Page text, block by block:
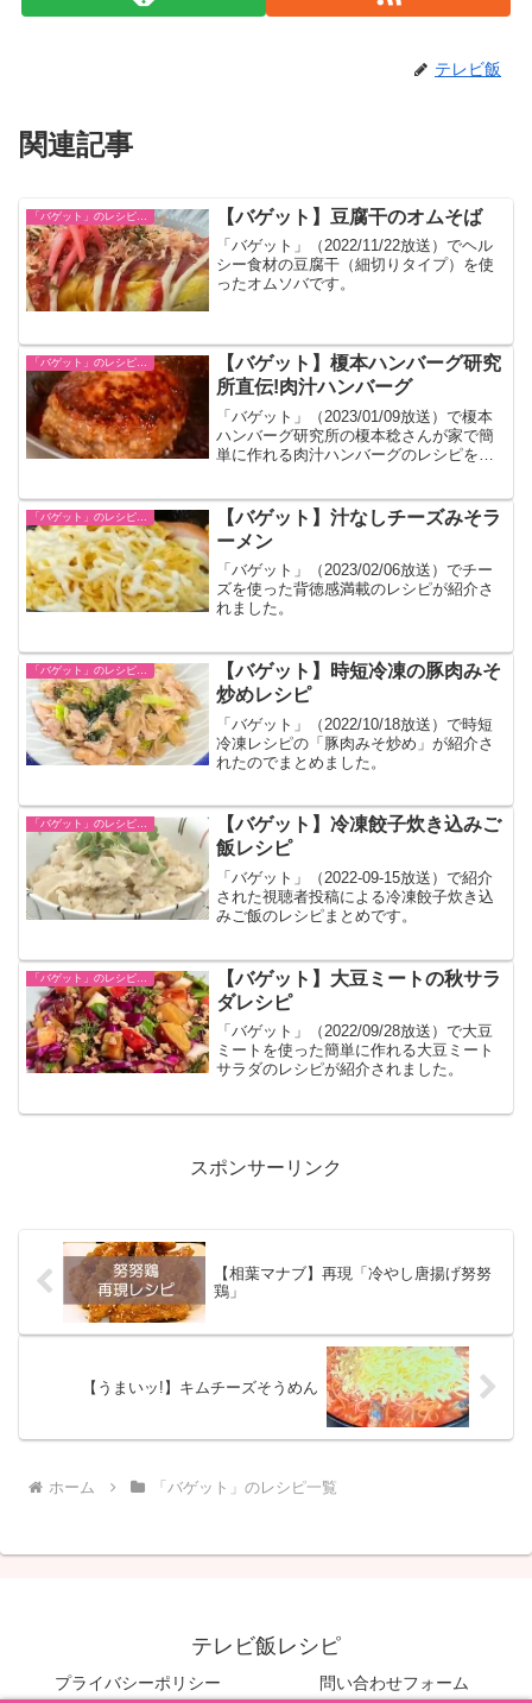
テレビ飯
関連記事
【バゲット】豆腐干のオムそば
「バゲット」（2022/11/22放送）でヘル
シー食材の豆腐干（細切りタイプ）を使
ったオムソバです。
「バゲット」のレシピ一覧
【バゲット】榎本ハンバーグ研究
所直伝!肉汁ハンバーグ
「バゲット」（2023/01/09放送）で榎本
ハンバーグ研究所の榎本稔さんが家で簡
単に作れる肉汁ハンバーグのレシピを紹
【バゲット】汁なしチーズみそラ
ーメン
「バゲット」（2023/02/06放送）でチー
ズを使った背徳感満載のレシピが紹介さ
れました。
「バゲット」のレシピ一覧
【バゲット】時短冷凍の豚肉みそ
炒めレシピ
「バゲット」（2022/10/18放送）で時短
冷凍レシピの「豚肉みそ炒め」が紹介さ
れたのでまとめました。
「バゲット」のレシピ一覧
【バゲット】冷凍餃子炊き込みご
飯レシピ
「バゲット」（2022-09-15放送）で紹介
された視聴者投稿による冷凍餃子炊き込
みご飯のレシピまとめです。
【バゲット】大豆ミートの秋サラ
ダレシピ
「バゲット」（2022/09/28放送）で大豆
ミートを使った簡単に作れる大豆ミート
サラダのレシピが紹介されました。
スポンサーリンク
【相葉マナブ】再現「冷やし唐揚げ努努
鶏」
【うまいッ!】キムチーズそうめん
ホーム 「バゲット」のレシピ一覧
テレビ飯レシピ
プライバシーポリシー 問い合わせフォーム